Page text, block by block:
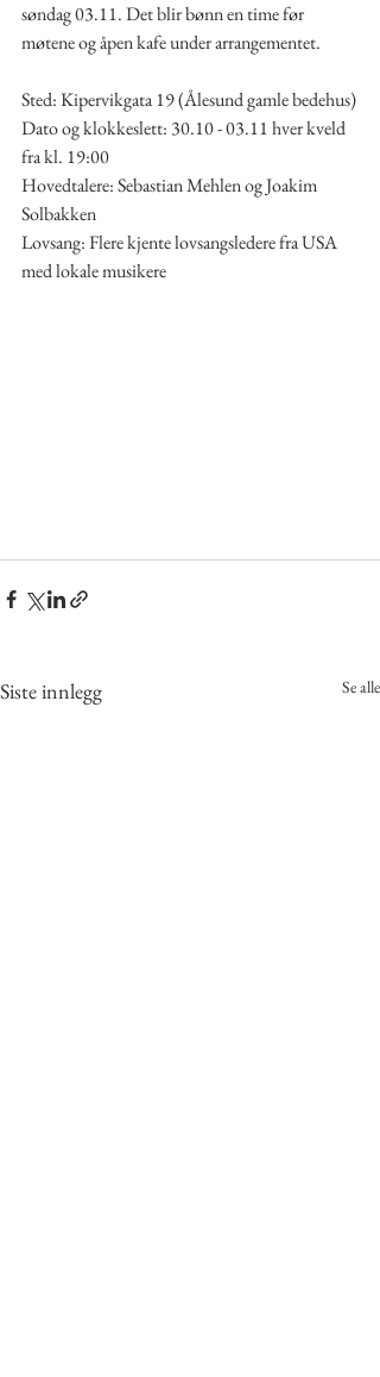
søndag 03.11. Det blir bønn en time før
møtene og åpen kafe under arrangementet.
Sted: Kipervikgata 19 (Ålesund gamle bedehus)
Dato og klokkeslett: 30.10 - 03.11 hver kveld
fra kl. 19:00
Hovedtalere: Sebastian Mehlen og Joakim
Solbakken
Lovsang: Flere kjente lovsangsledere fra USA
med lokale musikere
Siste innlegg Se alle